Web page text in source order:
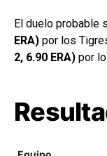
El duelo probable
ERA) por los
2, 6.90 ERA) por